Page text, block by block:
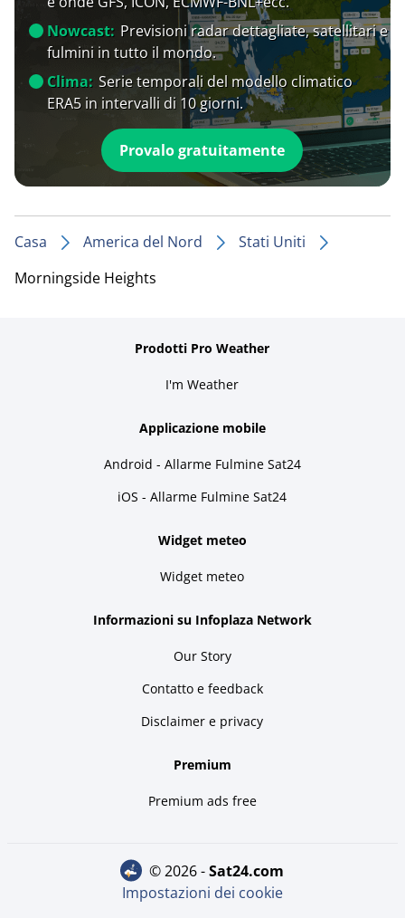
Nowcast: Previsioni radar dettagliate, satellitari e
fulmini in tutto il mondo.
Clima: Serie temporali del modello climatico
ERA5 in intervalli di 10 giorni.
Provalo gratuitamente
Casa America del Nord
Stati Uniti
Morningside Heights
Prodotti Pro Weather
I'm Weather
Applicazione mobile
Android - Allarme Fulmine Sat24
iOS - Allarme Fulmine Sat24
Widget meteo
Widget meteo
Informazioni su Infoplaza Network
Our Story
Contatto e feedback
Disclaimer e privacy
Premium
Premium ads free
© 2026 - sat24.com
Impostazioni dei cookie